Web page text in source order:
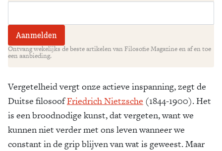
Ontvang wekelijks de beste artikelen van Filosofie Magazine en af en toe
een aanbieding.
Vergetelheid vergt onze actieve inspanning, zegt de
Duitse filosoofFriedrich Nietzsche (1844-1900). Het
is een broodnodige kunst, dat vergeten, want we
kunnen niet verder met ons leven wanneer we
constant in de grip blijven van wat is geweest. Maar